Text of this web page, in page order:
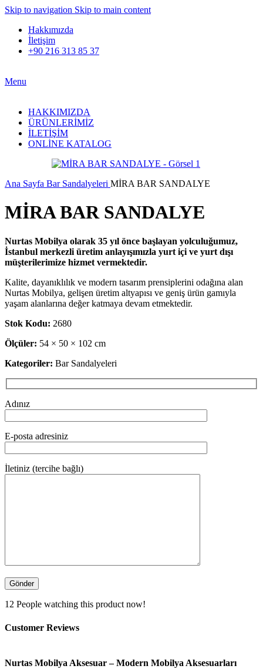
Skip to navigation Skip to main content
Hakkımızda
İletişim
+90 216 313 85 37
Menu
HAKKIMIZDA
ÜRÜNLERİMİZ
İLETİŞİM
ONLİNE KATALOG
Ana Sayfa Bar Sandalyeleri MİRA BAR SANDALYE
MİRA BAR SANDALYE
Nurtas Mobilya olarak 35 yıl önce başlayan yolculuğumuz,
İstanbul merkezli üretim anlayışımızla yurt içi ve yurt dışı
müşterilerimize hizmet vermektedir.
Kalite, dayanıklılık ve modern tasarım prensiplerini odağına alan
Nurtas Mobilya, gelişen üretim altyapısı ve geniş ürün gamıyla
yaşam alanlarına değer katmaya devam etmektedir.
Stok Kodu: 2680
Ölçüler: 54 × 50 × 102 cm
Kategoriler: Bar Sandalyeleri
Adınız
E-posta adresiniz
İletiniz (tercihe bağlı)
12 People watching this product now!
Customer Reviews
Nurtas Mobilya Aksesuar – Modern Mobilya Aksesuarları